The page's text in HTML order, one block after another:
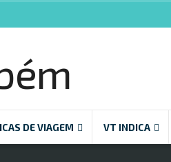
DE VIAGEM VT INDICA